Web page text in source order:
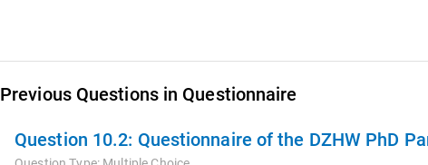
Previous Questions in Questionnaire
Question 10.2: Questionnaire of the DZHW PhD